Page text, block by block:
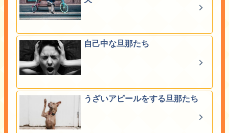
自己中な旦那たち
うざいアピールをする旦那たち